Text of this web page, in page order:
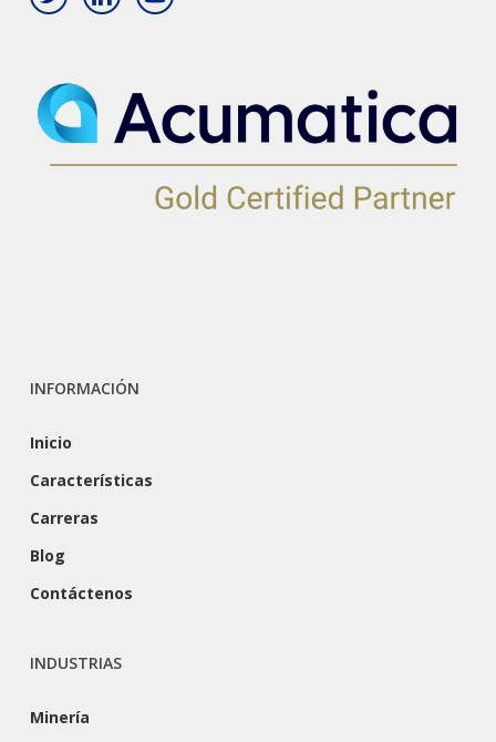
INFORMACIÓN
Inicio
Características
Carreras
Blog
Contáctenos
INDUSTRIAS
Minería